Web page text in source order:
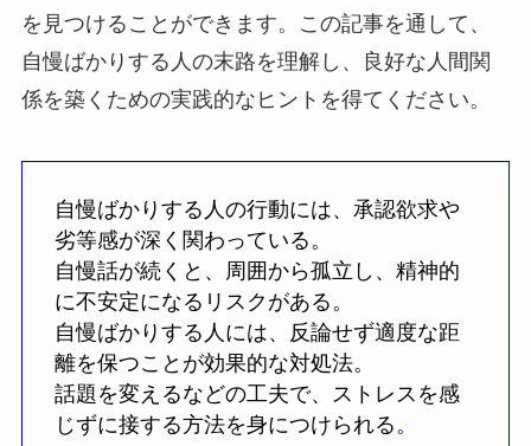
を見つけることができます。この記事を通して、
自慢ばかりする人の末路を理解し、良好な人間関
係を築くための実践的なヒントを得てください。
自慢ばかりする人の行動には、承認欲求や
劣等感が深く関わっている。
自慢話が続くと、周囲から孤立し、精神的
に不安定になるリスクがある。
自慢ばかりする人には、反論せず適度な距
離を保つことが効果的な対処法。
話題を変えるなどの工夫で、ストレスを感
じずに接する方法を身につけられる。